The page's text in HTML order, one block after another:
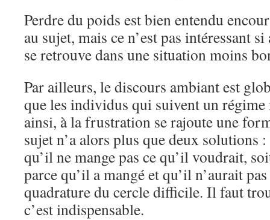
Perdre du poids est bien entendu
au sujet, mais ce n’est pas intéressant
se retrouve dans une situation moins
Par ailleurs, le discours ambiant est
que les individus qui suivent un
ainsi, à la frustration se rajoute une
sujet n’a alors plus que deux solutions
qu’il ne mange pas ce qu’il voudrait,
parce qu’il a mangé et qu’il n’aurait
quadrature du cercle difficile. Il faut
c’est indispensable.